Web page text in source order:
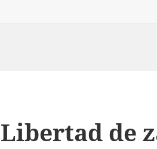
Libertad de